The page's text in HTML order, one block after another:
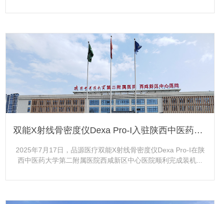
更多+
双能X射线骨密度仪Dexa Pro-I入驻陕西中医药大学第二附属医院西咸新区中心医院
2025年7月17日，品源医疗双能X射线骨密度仪Dexa Pro-I在陕
西中医药大学第二附属医院西咸新区中心医院顺利完成装机...